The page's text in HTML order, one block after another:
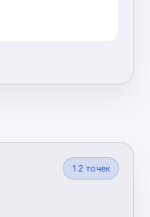
12 точек